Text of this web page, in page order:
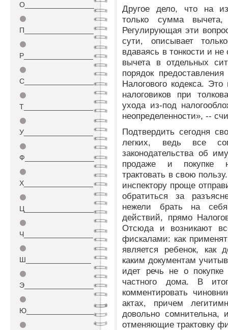
О_________________
⚫
П_________________
⚫
Р_________________
⚫
С_________________
⚫
Т_________________
⚫
У_________________
⚫
Ф_________________
⚫
Х_________________
⚫
Ц_________________
⚫
Ч_________________
⚫
Ш________________
⚫
Э_________________
⚫
Ю_________________
⚫
Другое дело, что на
только сумма
Регулирующая эти
сути, описывает
вдаваясь в тонкости и
вычета в отдельных
порядок
Налогового кодекса.
налоговиков при
ухода из-под
неопределенности», --
Подтвердить сегодня
легких, ведь все
законодательства об
продаже и покупке
трактовать в свою
инспектору проще
обратиться за
нежели брать на себя
действий, прямо
Отсюда и возникают
фискалами: как
является ребенок, как
каким документам
идет речь не о
частного дома. В
комментировать
актах, причем
довольно
отменяющие трактовку